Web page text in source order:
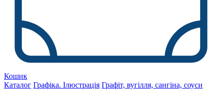
Кошик
Каталог Графіка. Ілюстрація Графіт, вугілля, сангіна, соуси